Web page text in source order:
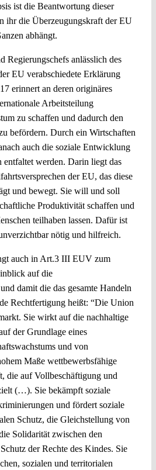
ist die Beantwortung dieser
ihr die Überzeugungskraft der EU
abhängt.
Regierungschefs anlässlich des
EU verabschiedete Erklärung
erinnert an deren originäres
Arbeitsteilung
zu schaffen und dadurch den
befördern. Durch ein Wirtschaften
auch die soziale Entwicklung
entfaltet werden. Darin liegt das
der EU, das diese
und bewegt. Sie will und soll
Produktivität schaffen und
teilhaben lassen. Dafür ist
nötig und hilfreich.
auch in Art.3 III EUV zum
auf die
damit die das gesamte Handeln
Rechtfertigung heißt: “Die Union
Sie wirkt auf die nachhaltige
der Grundlage eines
und von
Maße wettbewerbsfähige
die auf Vollbeschäftigung und
(…). Sie bekämpft soziale
und fördert soziale
Schutz, die Gleichstellung von
Solidarität zwischen den
der Rechte des Kindes. Sie
sozialen und territorialen